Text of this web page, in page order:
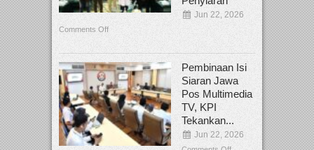
Jun 22, 2026
Comments Off
Pembinaan Isi
Siaran Jawa
Pos Multimedia
TV, KPI
Tekankan...
Jun 22, 2026